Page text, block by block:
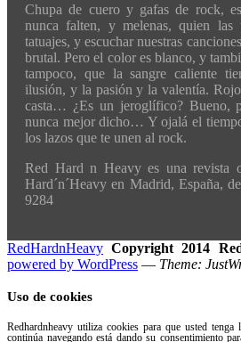
Chupa de cuero y gafas de rock,
nunca falten, y melenas, quien las
tatuajes, y escuchar nuestras
brutal. Pero el color es blanco, y
tampoco, que la sangre caliente
ilusión, y la pasión y la valentía.
casta… ¿Es un jeroglífico? Bueno,
nunca mejor dicho… Y ojalá el
los lazos que te unen al rock.
Red Hard n Heavy es una revista
Hard´n´Heavy en Madrid, España,
9284
RedHardnHeavy Copyright 2014
powered by WordPress — Theme:
Uso de cookies
Redhardnheavy utiliza cookies para que usted
continúa navegando está dando su consentimiento